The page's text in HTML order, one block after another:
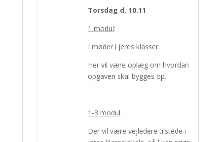
Torsdag d. 10.11
1 modul:
I møder i jeres klasser.
Her vil være oplæg om hvordan
opgaven skal bygges op.
1-3 modul:
Der vil være vejledere tilstede i